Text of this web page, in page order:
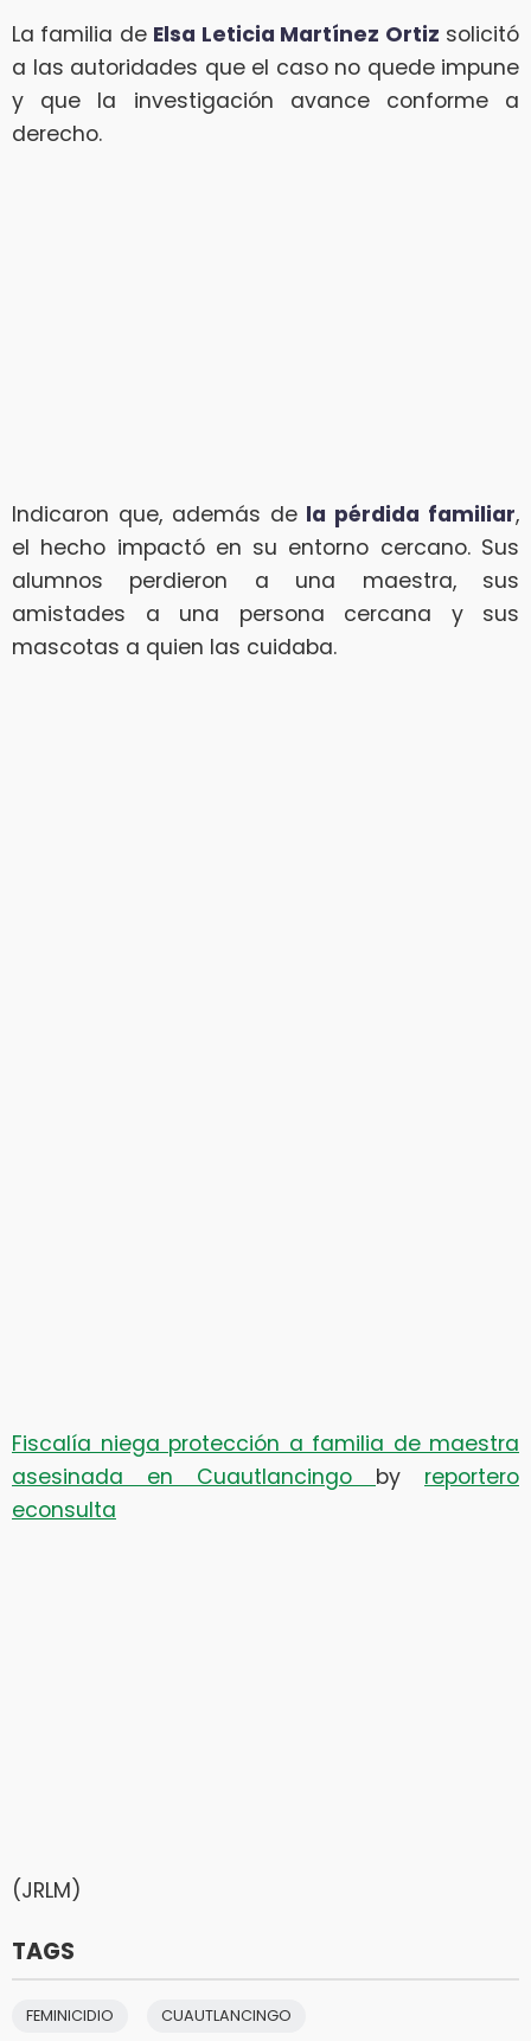
La familia de Elsa Leticia Martínez Ortiz solicitó
a las autoridades que el caso no quede impune
y que la investigación avance conforme a
derecho.
Indicaron que, además de la pérdida familiar,
el hecho impactó en su entorno cercano. Sus
alumnos perdieron a una maestra, sus
amistades a una persona cercana y sus
mascotas a quien las cuidaba.
Fiscalía niega protección a familia de maestra
asesinada en Cuautlancingo by reportero
econsulta
(JRLM)
TAGS
FEMINICIDIO CUAUTLANCINGO